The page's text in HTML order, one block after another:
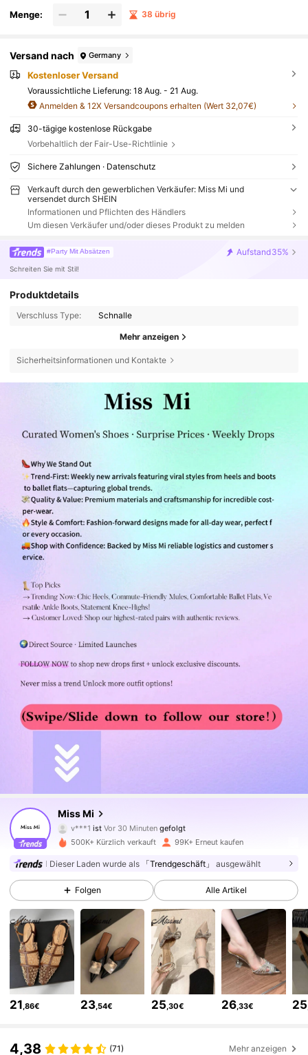
Menge: 38 übrig
Versand nach Germany
Kostenloser Versand
Voraussichtliche Lieferung: 18 Aug. - 21 Aug.
Anmelden & 12X Versandcoupons erhalten (Wert 32,07€)
30-tägige kostenlose Rückgabe
Vorbehaltlich der Fair-Use-Richtlinie
Sichere Zahlungen · Datenschutz
Verkauft durch den gewerblichen Verkäufer: Miss Mi und
versendet durch SHEIN
Informationen und Pflichten des Händlers
Um diesen Verkäufer und/oder dieses Produkt zu melden
#Party Mit Absätzen Aufstand35%
Schreiten Sie mit Stil!
Produktdetails
Verschluss Type: Schnalle
Mehr anzeigen
Sicherheitsinformationen und Kontakte
Miss Mi
4,76 256K Follower
v***1ist
c***6 ist am Durchsuchen
4,76
256K Follower
4,76 256K Follower
4,76 256K Follower
4,76 256K Follower
500K+ Kürzlich verkauft 99K+ Erneut kaufen
Dieser Laden wurde als 「Trendgeschäft」 ausgewählt
Folgen Alle Artikel
21,86€ 23,54€ 25,30€ 26,33€ 25
4,38 (71) Mehr anzeigen